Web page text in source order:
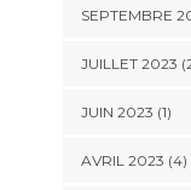
SEPTEMBRE
JUILLET 2023
JUIN 2023 (1)
AVRIL 2023 (4)